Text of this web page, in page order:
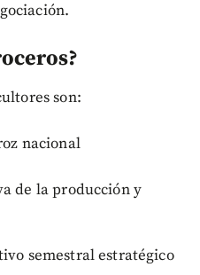
son:
nacional
de la producción y
semestral estratégico